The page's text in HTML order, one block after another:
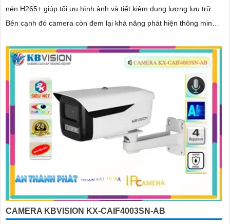
nén H265+ giúp tối ưu hình ảnh và tiết kiệm dung lượng lưu trữ.
Bên cạnh đó camera còn đem lại khả năng phát hiện thông minh
bảo vệ an ninh hiệu quả
CAMERA KBVISION KX-CAIF4003SN-AB